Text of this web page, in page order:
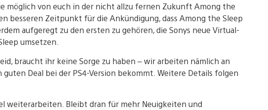
möglich von euch in der nicht allzu fernen Zukunft Among the
besseren Zeitpunkt für die Ankündigung, dass Among the Sleep
aufgeregt zu den ersten zu gehören, die Sonys neue Virtual-
umsetzen.
braucht ihr keine Sorge zu haben – wir arbeiten nämlich an
Deal bei der PS4-Version bekommt. Weitere Details folgen
weiterarbeiten. Bleibt dran für mehr Neuigkeiten und